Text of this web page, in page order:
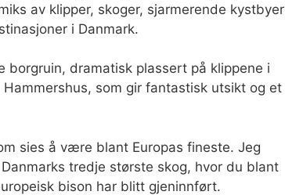
av klipper, skoger, sjarmerende kystbyer
i Danmark.
borgruin, dramatisk plassert på klippene i
som gir fantastisk utsikt og et
sies å være blant Europas fineste. Jeg
Danmarks tredje største skog, hvor du blant
bison har blitt gjeninnført.